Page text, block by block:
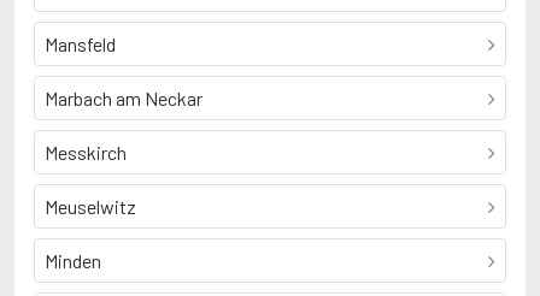
Mansfeld
Marbach am Neckar
Messkirch
Meuselwitz
Minden